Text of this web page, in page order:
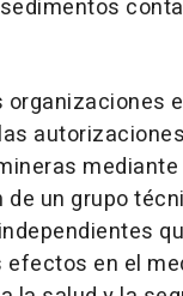
organizaciones
de un grupo
en el